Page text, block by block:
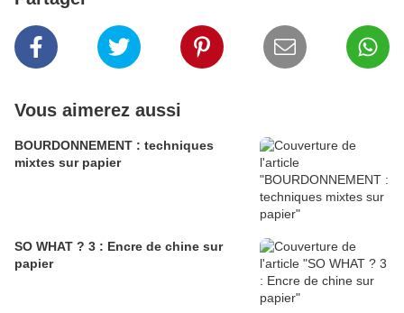
Vous aimerez aussi
BOURDONNEMENT : techniques
mixtes sur papier
SO WHAT ? 3 : Encre de chine sur
papier